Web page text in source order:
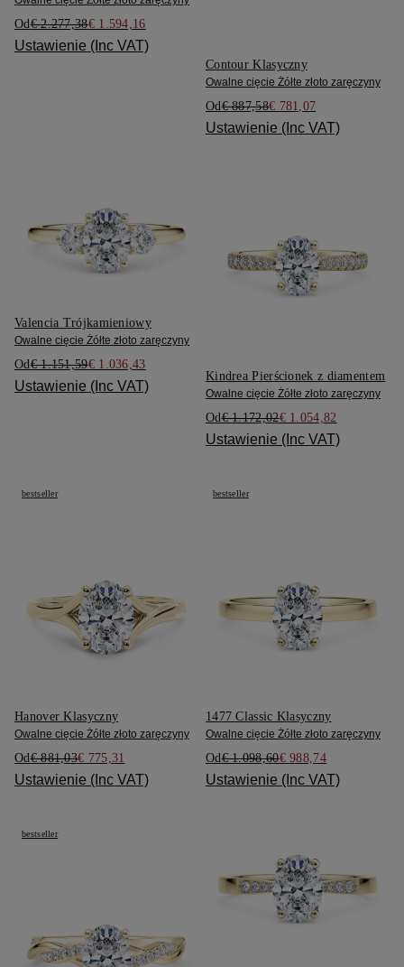
Od€ 2.277,38€ 1.594,16
Ustawienie (Inc VAT)
Contour Klasyczny
Owalne cięcie Żółte złoto zaręczyny
Od€ 887,58€ 781,07
Ustawienie (Inc VAT)
Valencia Trójkamieniowy
Owalne cięcie Żółte złoto zaręczyny
Od€ 1.151,59€ 1.036,43
Ustawienie (Inc VAT)
Kindrea Pierścionek z diamentem
Owalne cięcie Żółte złoto zaręczyny
Od€ 1.172,02€ 1.054,82
Ustawienie (Inc VAT)
bestseller
Hanover Klasyczny
Owalne cięcie Żółte złoto zaręczyny
Od€ 881,03€ 775,31
Ustawienie (Inc VAT)
bestseller
1477 Classic Klasyczny
Owalne cięcie Żółte złoto zaręczyny
Od€ 1.098,60€ 988,74
Ustawienie (Inc VAT)
bestseller